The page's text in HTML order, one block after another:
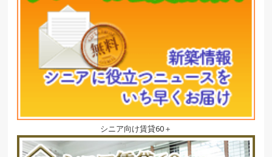
シニア向け賃貸60＋